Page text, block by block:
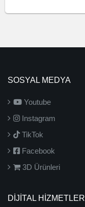
SOSYAL MEDYA
Youtube
Instagram
TikTok
Facebook
3D Ürünleri
DİJİTAL HİZMETLER